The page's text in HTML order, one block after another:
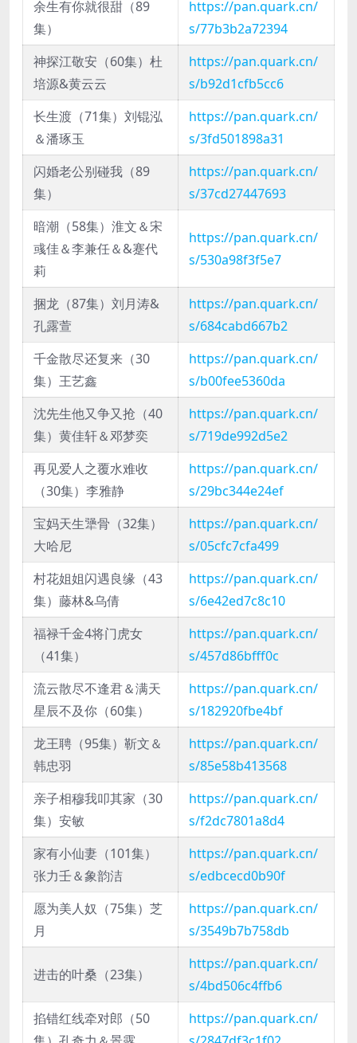
余生有你就很甜（89
集）
https://pan.quark.cn/
s/77b3b2a72394
神探江敬安（60集）杜
培源&黄云云
https://pan.quark.cn/
s/b92d1cfb5cc6
长生渡（71集）刘锟泓
＆潘琢玉
https://pan.quark.cn/
s/3fd501898a31
闪婚老公别碰我（89
集）
https://pan.quark.cn/
s/37cd27447693
暗潮（58集）淮文＆宋
彧佳＆李兼任＆&蹇代
莉
https://pan.quark.cn/
s/530a98f3f5e7
捆龙（87集）刘月涛&
孔露萱
https://pan.quark.cn/
s/684cabd667b2
千金散尽还复来（30
集）王艺鑫
https://pan.quark.cn/
s/b00fee5360da
沈先生他又争又抢（40
集）黄佳轩＆邓梦奕
https://pan.quark.cn/
s/719de992d5e2
再见爱人之覆水难收
（30集）李雅静
https://pan.quark.cn/
s/29bc344e24ef
宝妈天生犟骨（32集）
大哈尼
https://pan.quark.cn/
s/05cfc7cfa499
村花姐姐闪遇良缘（43
集）藤林&乌倩
https://pan.quark.cn/
s/6e42ed7c8c10
福禄千金4将门虎女
（41集）
https://pan.quark.cn/
s/457d86bfff0c
流云散尽不逢君＆满天
星辰不及你（60集）
https://pan.quark.cn/
s/182920fbe4bf
龙王聘（95集）靳文＆
韩忠羽
https://pan.quark.cn/
s/85e58b413568
亲子相穆我叩其家（30
集）安敏
https://pan.quark.cn/
s/f2dc7801a8d4
家有小仙妻（101集）
张力壬＆象韵洁
https://pan.quark.cn/
s/edbcecd0b90f
愿为美人奴（75集）芝
月
https://pan.quark.cn/
s/3549b7b758db
进击的叶桑（23集）
https://pan.quark.cn/
s/4bd506c4ffb6
掐错红线牵对郎（50
https://pan.quark.cn/